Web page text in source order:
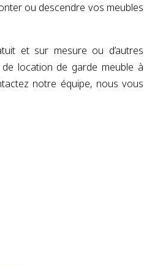
ou descendre vos meubles
et sur mesure ou d’autres
location de garde meuble à
notre équipe, nous vous